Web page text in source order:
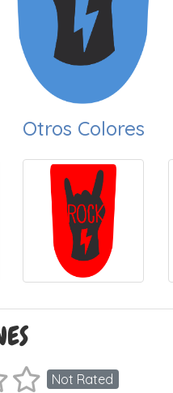
Otros Colores
Not Rated